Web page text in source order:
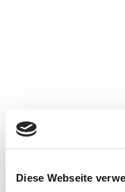
Diese Webseite